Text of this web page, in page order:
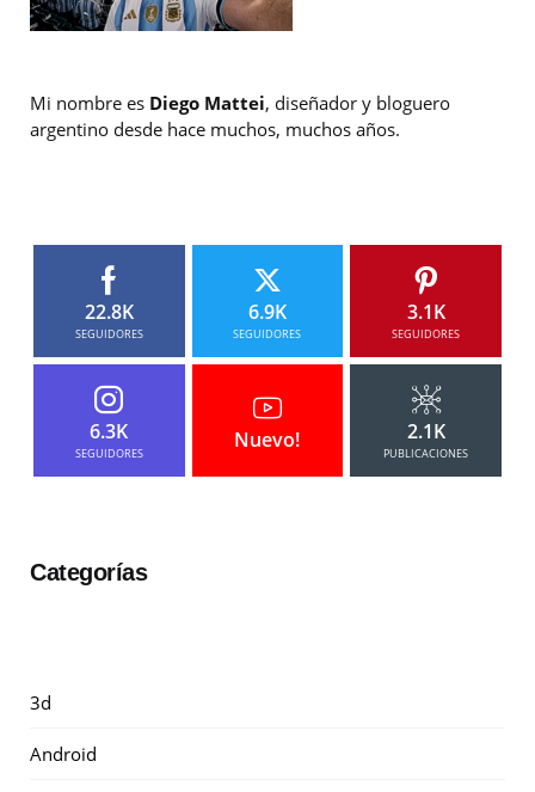
Mi nombre es Diego Mattei, diseñador y bloguero
argentino desde hace muchos, muchos años.
22.8K
SEGUIDORES
6.9K
SEGUIDORES
3.1K
SEGUIDORES
6.3K
SEGUIDORES
Nuevo! 2.1K
PUBLICACIONES
Categorías
3d
Android